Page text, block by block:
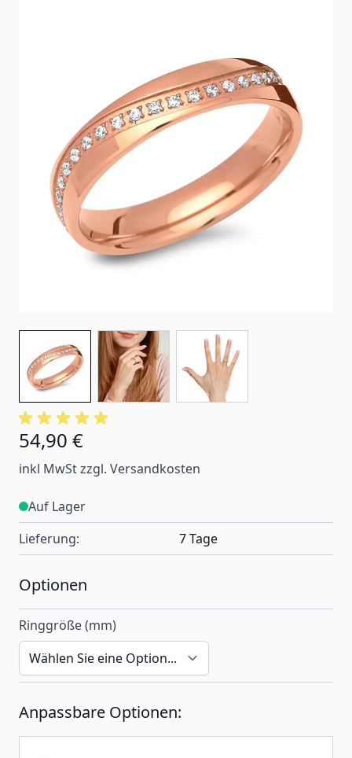
Ab:
54,90 €
inkl MwSt zzgl. Versandkosten
Auf Lager
Lieferung:
7 Tage
Optionen
Ringgröße (mm)
Anpassbare Optionen: